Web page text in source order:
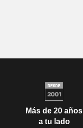
Más de 20 años
a tu lado